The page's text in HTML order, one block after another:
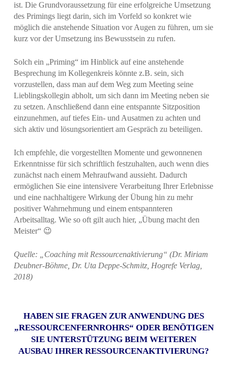
ist. Die Grundvoraussetzung für eine erfolgreiche Umsetzung
des Primings liegt darin, sich im Vorfeld so konkret wie
möglich die anstehende Situation vor Augen zu führen, um sie
kurz vor der Umsetzung ins Bewusstsein zu rufen.
Solch ein „Priming“ im Hinblick auf eine anstehende
Besprechung im Kollegenkreis könnte z.B. sein, sich
vorzustellen, dass man auf dem Weg zum Meeting seine
Lieblingskollegin abholt, um sich dann im Meeting neben sie
zu setzen. Anschließend dann eine entspannte Sitzposition
einzunehmen, auf tiefes Ein- und Ausatmen zu achten und
sich aktiv und lösungsorientiert am Gespräch zu beteiligen.
Ich empfehle, die vorgestellten Momente und gewonnenen
Erkenntnisse für sich schriftlich festzuhalten, auch wenn dies
zunächst nach einem Mehraufwand aussieht. Dadurch
ermöglichen Sie eine intensivere Verarbeitung Ihrer Erlebnisse
und eine nachhaltigere Wirkung der Übung hin zu mehr
positiver Wahrnehmung und einem entspannteren
Arbeitsalltag. Wie so oft gilt auch hier, „Übung macht den
Meister“ 😉
Quelle: „Coaching mit Ressourcenaktivierung“ (Dr. Miriam
Deubner-Böhme, Dr. Uta Deppe-Schmitz, Hogrefe Verlag,
2018)
HABEN SIE FRAGEN ZUR ANWENDUNG DES
„RESSOURCENFERNROHRS“ ODER BENÖTIGEN
SIE UNTERSTÜTZUNG BEIM WEITEREN
AUSBAU IHRER RESSOURCENAKTIVIERUNG?